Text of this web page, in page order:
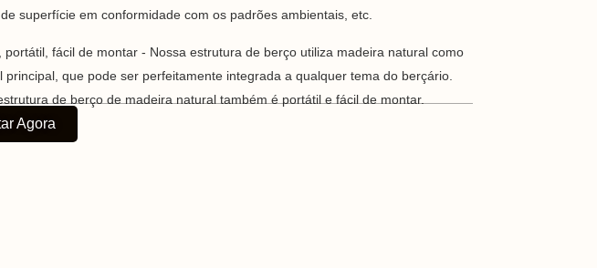
superfície em conformidade com os padrões ambientais, etc.
portátil, fácil de montar - Nossa estrutura de berço utiliza madeira natural como
principal, que pode ser perfeitamente integrada a qualquer tema do berçário.
de berço de madeira natural também é portátil e fácil de montar.
Agora